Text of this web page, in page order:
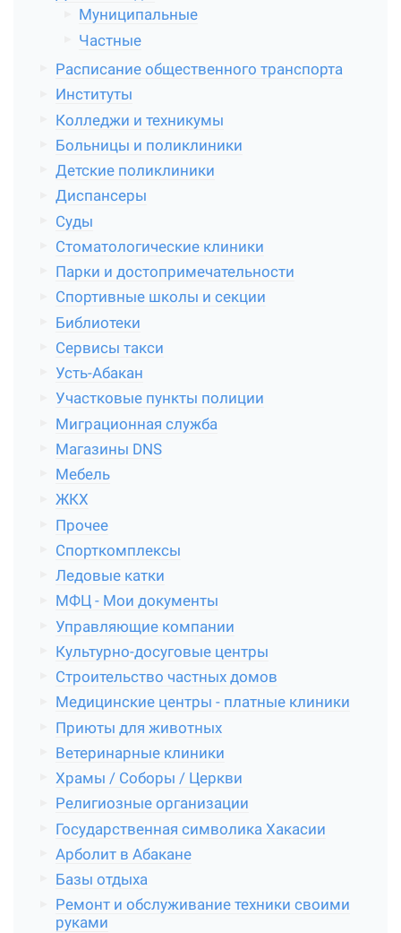
Муниципальные
Частные
Расписание общественного транспорта
Институты
Колледжи и техникумы
Больницы и поликлиники
Детские поликлиники
Диспансеры
Суды
Стоматологические клиники
Парки и достопримечательности
Спортивные школы и секции
Библиотеки
Сервисы такси
Усть-Абакан
Участковые пункты полиции
Миграционная служба
Магазины DNS
Мебель
ЖКХ
Прочее
Спорткомплексы
Ледовые катки
МФЦ - Мои документы
Управляющие компании
Культурно-досуговые центры
Строительство частных домов
Медицинские центры - платные клиники
Приюты для животных
Ветеринарные клиники
Храмы / Соборы / Церкви
Религиозные организации
Государственная символика Хакасии
Арболит в Абакане
Базы отдыха
Ремонт и обслуживание техники своими
руками